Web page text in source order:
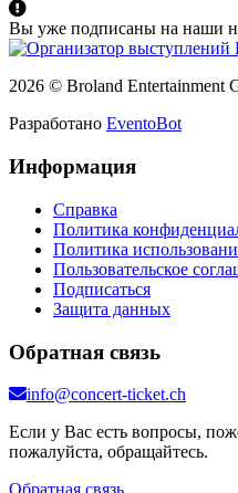
Вы уже подписаны на наши
2026 © Broland Entertainment
Разработано EventoBot
Информация
Справка
Политика
Политика
Пользовательское
Подписаться
Защита данных
Обратная связь
info@concert-ticket.ch
Если у Вас есть вопросы,
пожалуйста, обращайтесь.